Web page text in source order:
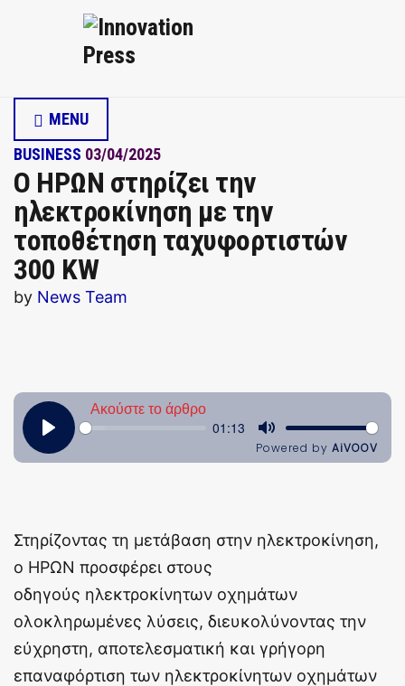
MENU
BUSINESS 03/04/2025
Ο ΗΡΩΝ στηρίζει την
ηλεκτροκίνηση με την
τοποθέτηση ταχυφορτιστών
300 KW
by News Team
Στηρίζοντας τη μετάβαση στην ηλεκτροκίνηση,
ο ΗΡΩΝ προσφέρει στους
οδηγούς ηλεκτροκίνητων οχημάτων
ολοκληρωμένες λύσεις, διευκολύνοντας την
εύχρηστη, αποτελεσματική και γρήγορη
επαναφόρτιση των ηλεκτροκίνητων οχημάτων